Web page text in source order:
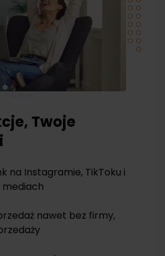
Twoje
na Instagramie, TikToku i
mediach
nawet bez firmy,